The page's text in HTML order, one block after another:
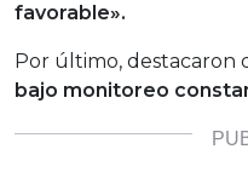
favorable».
Por último, destacaron
bajo monitoreo